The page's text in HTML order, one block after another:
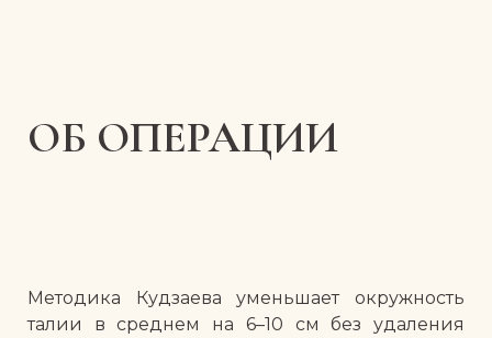
ОБ ОПЕРАЦИИ
Методика Кудзаева уменьшает окружность
талии в среднем на 6–10 см без удаления